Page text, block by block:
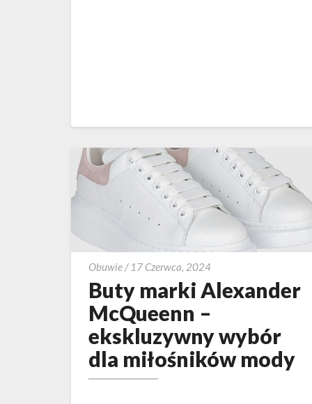
Obuwie/ 17 Czerwca, 2024Buty
marki
Alexander
–
ekskluzywny
wybór
Buty marki Alexander
McQueenn –
ekskluzywny wybór
dla miłośników mody